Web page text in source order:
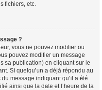
fichiers, etc.
?
vous ne pouvez modifier ou
pouvez modifier un message
sa publication) en cliquant sur le
Si quelqu’un a déjà répondu au
message indiquant qu’il a été
ainsi que la date et l’heure de la